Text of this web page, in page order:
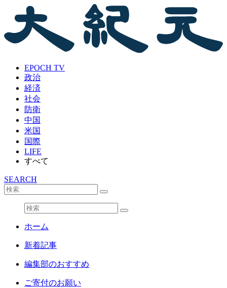
EPOCH TV
政治
経済
社会
防衛
中国
米国
国際
LIFE
すべて
SEARCH
ホーム
新着記事
編集部のおすすめ
ご寄付のお願い